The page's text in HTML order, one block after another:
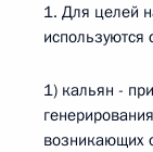
1. Для целей
1) кальян -
возникающих